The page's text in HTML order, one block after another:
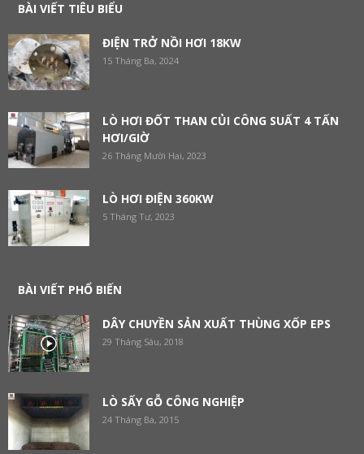
BÀI VIẾT TIÊU BIỂU
ĐIỆN TRỞ NỒI HƠI 18KW
15 Tháng Ba, 2024
LÒ HƠI ĐỐT THAN CỦI CÔNG SUẤT 4 TẤN
HƠI/GIỜ
26 Tháng Mười Hai, 2023
LÒ HƠI ĐIỆN 360KW
5 Tháng Tư, 2023
BÀI VIẾT PHỔ BIẾN
DÂY CHUYỀN SẢN XUẤT THÙNG XỐP EPS
29 Tháng Sáu, 2018
LÒ SẤY GỖ CÔNG NGHIỆP
24 Tháng Ba, 2015